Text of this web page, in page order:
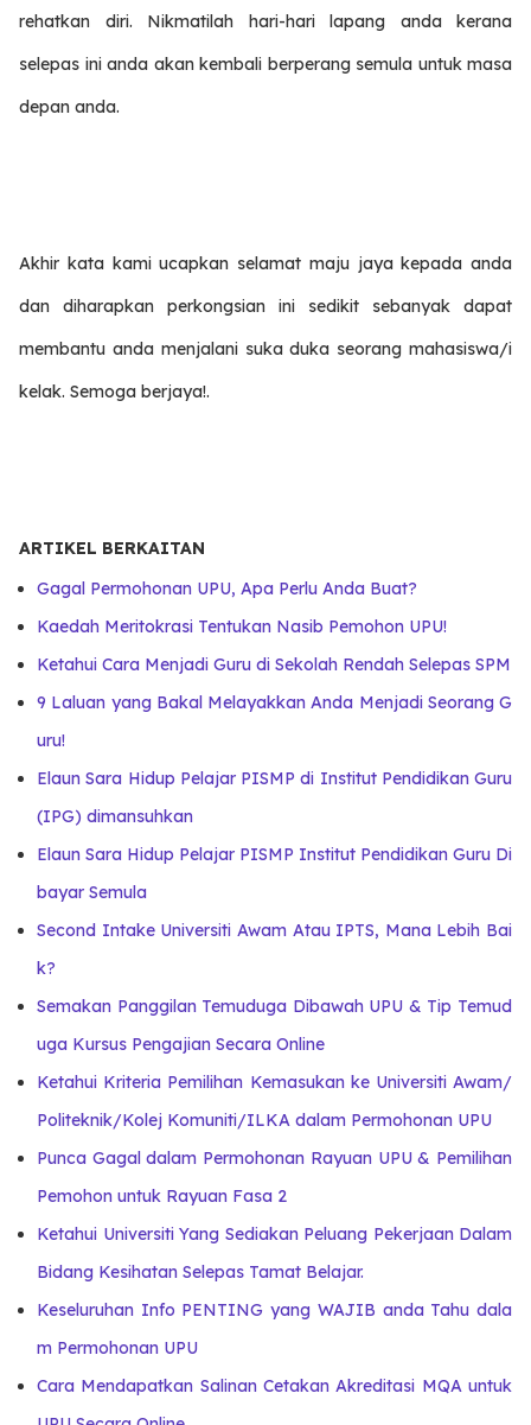
rehatkan diri. Nikmatilah hari-hari lapang anda kerana
selepas ini anda akan kembali berperang semula untuk masa
depan anda.
Akhir kata kami ucapkan selamat maju jaya kepada anda
dan diharapkan perkongsian ini sedikit sebanyak dapat
membantu anda menjalani suka duka seorang mahasiswa/i
kelak. Semoga berjaya!.
ARTIKEL BERKAITAN
Gagal Permohonan UPU, Apa Perlu Anda Buat?
Kaedah Meritokrasi Tentukan Nasib Pemohon UPU!
Ketahui Cara Menjadi Guru di Sekolah Rendah Selepas SPM
9 Laluan yang Bakal Melayakkan Anda Menjadi Seorang G
uru!
Elaun Sara Hidup Pelajar PISMP di Institut Pendidikan Guru
(IPG) dimansuhkan
Elaun Sara Hidup Pelajar PISMP Institut Pendidikan Guru Di
bayar Semula
Second Intake Universiti Awam Atau IPTS, Mana Lebih Bai
k?
Semakan Panggilan Temuduga Dibawah UPU & Tip Temud
uga Kursus Pengajian Secara Online
Ketahui Kriteria Pemilihan Kemasukan ke Universiti Awam/
Politeknik/Kolej Komuniti/ILKA dalam Permohonan UPU
Punca Gagal dalam Permohonan Rayuan UPU & Pemilihan
Pemohon untuk Rayuan Fasa 2
Ketahui Universiti Yang Sediakan Peluang Pekerjaan Dalam
Bidang Kesihatan Selepas Tamat Belajar.
Keseluruhan Info PENTING yang WAJIB anda Tahu dala
m Permohonan UPU
Cara Mendapatkan Salinan Cetakan Akreditasi MQA untuk